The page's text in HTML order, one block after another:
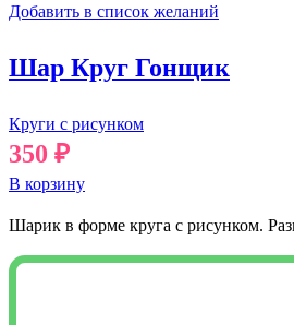
Добавить в список желаний
Шар Круг Гонщик
Круги с рисунком
350 ₽
В корзину
Шарик в форме круга с рисунком.